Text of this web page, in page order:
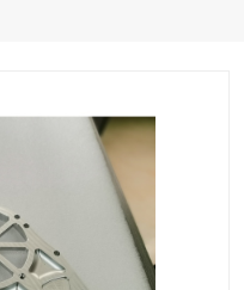
数控精密机加工
机床零件加工
数控机床加工